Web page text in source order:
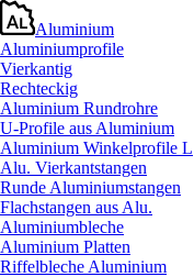
Aluminium
Aluminiumprofile
Vierkantig
Rechteckig
Aluminium Rundrohre
U-Profile aus Aluminium
Aluminium Winkelprofile L
Alu. Vierkantstangen
Runde Aluminiumstangen
Flachstangen aus Alu.
Aluminiumbleche
Aluminium Platten
Riffelbleche Aluminium